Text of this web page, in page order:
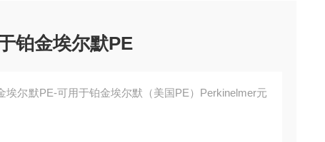
铂金埃尔默PE
埃尔默PE-可用于铂金埃尔默（美国PE）Perkinelmer元